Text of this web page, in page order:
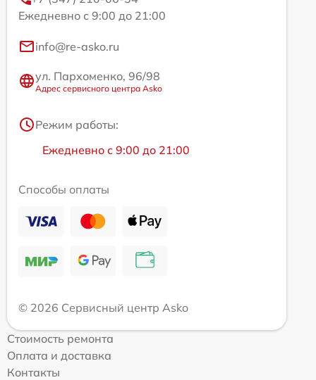
Ежедневно с 9:00 до 21:00
info@re-asko.ru
ул. Пархоменко, 96/98
Адрес сервисного центра Asko
Режим работы:
Ежедневно с 9:00 до 21:00
Способы оплаты
© 2026 Сервисный центр Asko
Стоимость ремонта
Оплата и доставка
Контакты